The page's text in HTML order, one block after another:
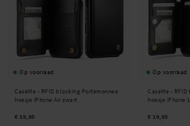
Op voorraad
CaseMe - RFID blocking Portemonnee
hoesje iPhone Air zwart
€ 19,95
Op voorraad
CaseMe -
hoesje iPhone
€ 19,95